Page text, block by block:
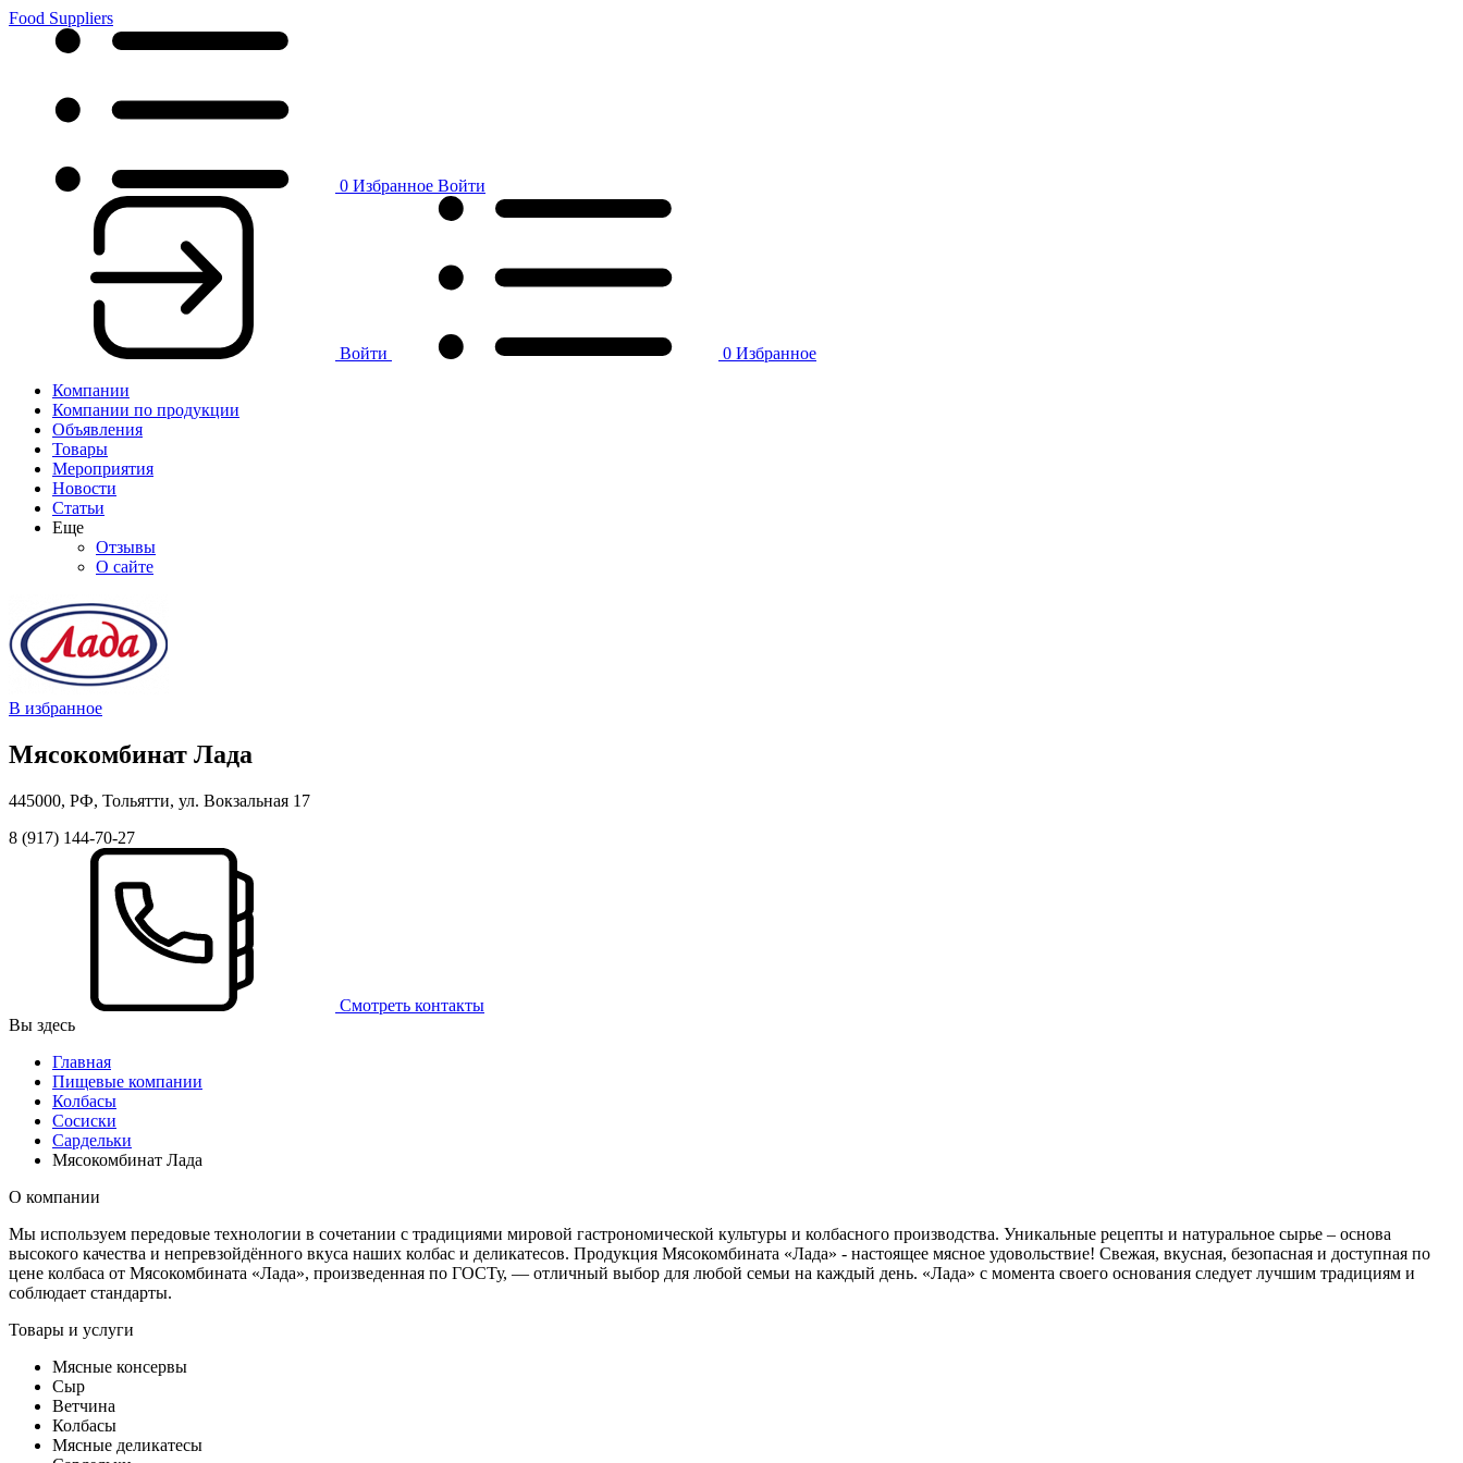
Food Suppliers
0 Избранное Войти
Войти 0 Избранное
Компании
Компании по продукции
Объявления
Товары
Мероприятия
Новости
Статьи
Еще
Отзывы
О сайте
В избранное
Мясокомбинат Лада
445000, РФ, Тольятти, ул. Вокзальная 17
8 (917) 144-70-27
Смотреть контакты
Вы здесь
Главная
Пищевые компании
Колбасы
Сосиски
Сардельки
Мясокомбинат Лада
О компании
Мы используем передовые технологии в сочетании с традициями мировой гастрономической культуры и колбасного производства. Уникальные рецепты и натуральное сырье – основа
высокого качества и непревзойдённого вкуса наших колбас и деликатесов. Продукция Мясокомбината «Лада» - настоящее мясное удовольствие! Свежая, вкусная, безопасная и доступная по
цене колбаса от Мясокомбината «Лада», произведенная по ГОСТу, — отличный выбор для любой семьи на каждый день. «Лада» с момента своего основания следует лучшим традициям и
соблюдает стандарты.
Товары и услуги
Мясные консервы
Сыр
Ветчина
Колбасы
Мясные деликатесы